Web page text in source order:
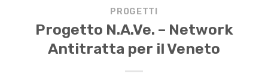
PROGETTI
Progetto N.A.Ve. – Network
Antitratta per il Veneto